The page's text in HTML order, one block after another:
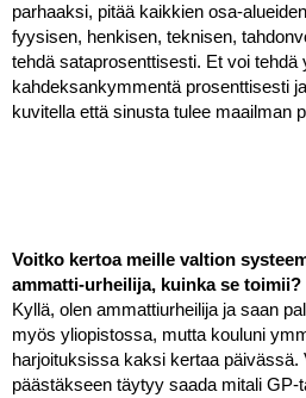
parhaaksi, pitää kaikkien osa-
fyysisen, henkisen, teknisen,
tehdä sataprosenttisesti. Et voi tehdä
kahdeksankymmentä prosenttisesti
kuvitella että sinusta tulee maailman
Voitko kertoa meille valtion
ammatti-urheilija, kuinka se toimii?
Kyllä, olen ammattiurheilija ja saan
myös yliopistossa, mutta kouluni
harjoituksissa kaksi kertaa päivässä.
päästäkseen täytyy saada mitali GP-